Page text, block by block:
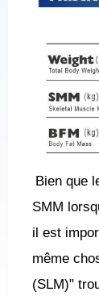
Bien que
SMM
il est
même
(SLM)"